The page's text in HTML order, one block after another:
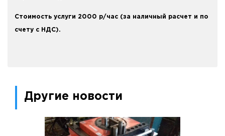
Стоимость услуги 2000 р/час (за наличный расчет и по
счету с НДС).
Другие новости